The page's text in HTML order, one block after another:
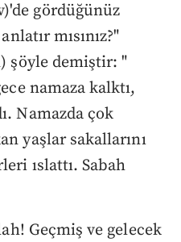
gördüğünüz
mısınız?"
şöyle demiştir: "
namaza kalktı,
Namazda çok
yaşlar sakallarını
ıslattı. Sabah
Geçmiş ve gelecek